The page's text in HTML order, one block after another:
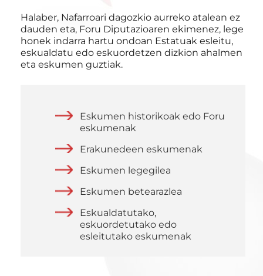
Halaber, Nafarroari dagozkio aurreko atalean ez
dauden eta, Foru Diputazioaren ekimenez, lege
honek indarra hartu ondoan Estatuak esleitu,
eskualdatu edo eskuordetzen dizkion ahalmen
eta eskumen guztiak.
Eskumen historikoak edo Foru
eskumenak
Erakunedeen eskumenak
Eskumen legegilea
Eskumen betearazlea
Eskualdatutako,
eskuordetutako edo
esleitutako eskumenak